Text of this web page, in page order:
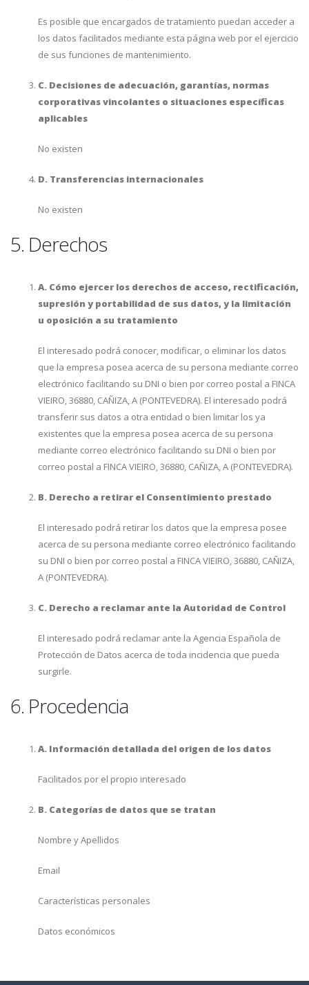
Es posible que encargados de tratamiento puedan acceder a
los datos facilitados mediante esta página web por el ejercicio
de sus funciones de mantenimiento.
C. Decisiones de adecuación, garantías, normas
corporativas vincolantes o situaciones específicas
aplicables
No existen
D. Transferencias internacionales
No existen
5. Derechos
A. Cómo ejercer los derechos de acceso, rectificación,
supresión y portabilidad de sus datos, y la limitación
u oposición a su tratamiento
El interesado podrá conocer, modificar, o eliminar los datos
que la empresa posea acerca de su persona mediante correo
electrónico facilitando su DNI o bien por correo postal a FINCA
VIEIRO, 36880, CAÑIZA, A (PONTEVEDRA). El interesado podrá
transferir sus datos a otra entidad o bien limitar los ya
existentes que la empresa posea acerca de su persona
mediante correo electrónico facilitando su DNI o bien por
correo postal a FINCA VIEIRO, 36880, CAÑIZA, A (PONTEVEDRA).
B. Derecho a retirar el Consentimiento prestado
El interesado podrá retirar los datos que la empresa posee
acerca de su persona mediante correo electrónico facilitando
su DNI o bien por correo postal a FINCA VIEIRO, 36880, CAÑIZA,
A (PONTEVEDRA).
C. Derecho a reclamar ante la Autoridad de Control
El interesado podrá reclamar ante la Agencia Española de
Protección de Datos acerca de toda incidencia que pueda
surgirle.
6. Procedencia
A. Información detallada del origen de los datos
Facilitados por el propio interesado
B. Categorías de datos que se tratan
Nombre y Apellidos
Email
Características personales
Datos económicos